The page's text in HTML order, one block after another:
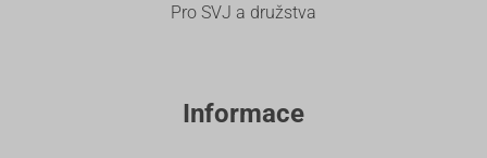
Pro SVJ a družstva
Informace